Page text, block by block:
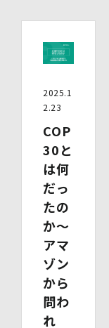
当社の保有個
の提供の停止
といいます。）
もし、ご希望
由をご説明いた
出に関する連
す。
(1)開示等の求
当社は、開示等
に定める要件
て速やかに対応
開示等のお求め
お申し出くださ
(2)開示等の求
お申し出受付け
請求書」を送
書」と「本人
2025.1
2.23
COP
30と
は何
だっ
たの
か～
アマ
ゾン
から
問わ
れ